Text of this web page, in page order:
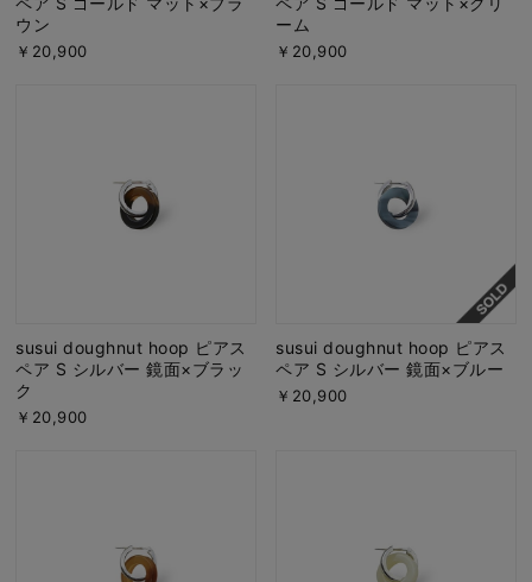
ウン
￥20,900
ーム
￥20,900
susui doughnut hoop ピアス
ペア S シルバー 鏡面×ブラッ
ク
￥20,900
susui doughnut hoop ピアス
ペア S シルバー 鏡面×ブルー
￥20,900